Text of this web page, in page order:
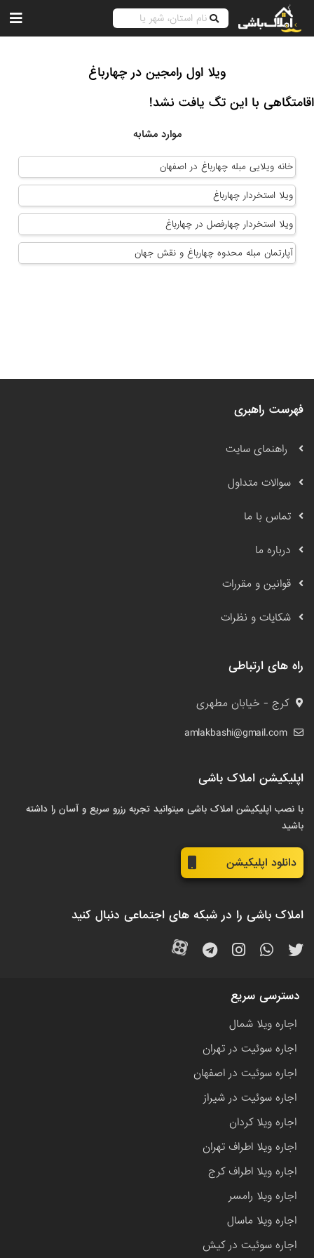
ویلا اول رامجین در چهارباغ
اقامتگاهی با این تگ یافت نشد!
موارد مشابه
خانه ویلایی مبله چهارباغ در اصفهان
ویلا استخردار چهارباغ
ویلا استخردار چهارفصل در چهارباغ
آپارتمان مبله محدوه چهارباغ و نقش جهان
فهرست راهبری
راهنمای سایت
سوالات متداول
تماس با ما
درباره ما
قوانین و مقررات
شکایات و نظرات
راه های ارتباطی
کرج - خیابان مطهری
amlakbashi@gmail.com
اپلیکیشن املاک باشی
با نصب اپلیکیشن املاک باشی میتوانید تجربه رزرو سریع و آسان را داشته
باشید
دانلود اپلیکیشن
املاک باشی را در شبکه های اجتماعی دنبال کنید
دسترسی سریع
اجاره ویلا شمال
اجاره سوئیت در تهران
اجاره سوئیت در اصفهان
اجاره سوئیت در شیراز
اجاره ویلا کردان
اجاره ویلا اطراف تهران
اجاره ویلا اطراف کرج
اجاره ویلا رامسر
اجاره ویلا ماسال
اجاره سوئیت در کیش